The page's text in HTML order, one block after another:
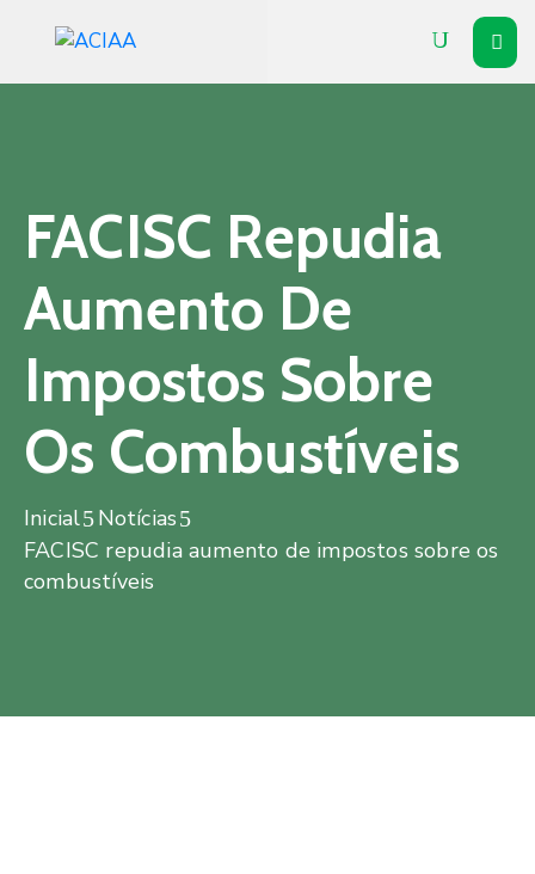
Associados
Vitrine
Notícias
Agenda
Contato
FACISC Repudia
Aumento De
Impostos Sobre
Os Combustíveis
Inicial
Notícias
FACISC repudia aumento de impostos sobre os
combustíveis